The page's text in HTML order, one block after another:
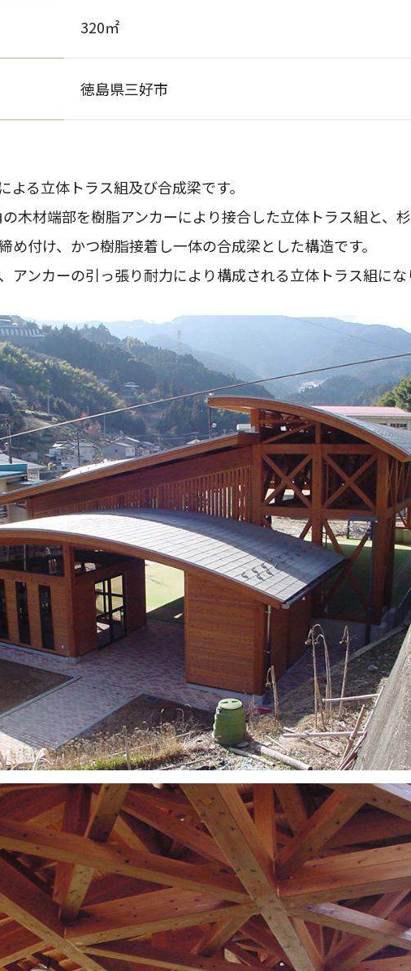
320㎡
徳島県三好市
る立体トラス組及び合成梁です。
木材端部を樹脂アンカーにより接合した立体トラス組と、
め付け、かつ樹脂接着し一体の合成梁とした構造です。
ンカーの引っ張り耐力により構成される立体トラス組にな